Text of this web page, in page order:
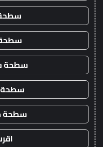
سطحة
سطحة
سطحة